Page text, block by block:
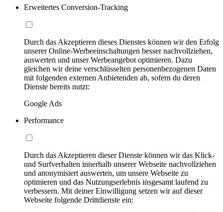
Erweitertes Conversion-Tracking
Durch das Akzeptieren dieses Dienstes können wir den Erfolg
unserer Online-Werbeeinschaltungen besser nachvollziehen,
auswerten und unser Werbeangebot optimieren. Dazu
gleichen wir deine verschlüsselten personenbezogenen Daten
mit folgenden externen Anbietenden ab, sofern du deren
Dienste bereits nutzt:
Google Ads
Performance
Durch das Akzeptieren dieser Dienste können wir das Klick-
und Surfverhalten innerhalb unserer Webseite nachvollziehen
und anonymisiert auswerten, um unsere Webseite zu
optimieren und das Nutzungserlebnis insgesamt laufend zu
verbessern. Mit deiner Einwilligung setzen wir auf dieser
Webseite folgende Drittdienste ein: